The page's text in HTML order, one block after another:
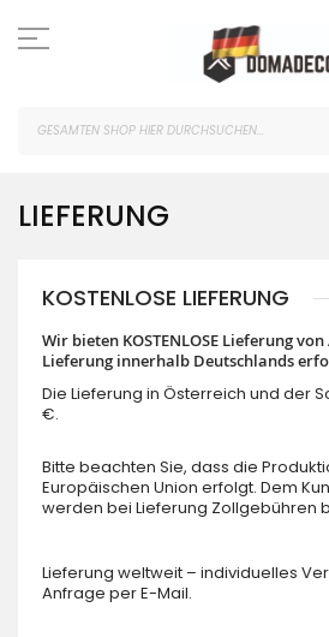
Inhalt
springen
LIEFERUNG
KOSTENLOSE LIEFERUNG
Wir bieten KOSTENLOSE Lieferung
Lieferung innerhalb Deutschlands
Die Lieferung in Österreich und der
€.
Bitte beachten Sie, dass die
Europäischen Union erfolgt. Dem
werden bei Lieferung Zollgebühren
Lieferung weltweit – individuelles
Anfrage per E-Mail.